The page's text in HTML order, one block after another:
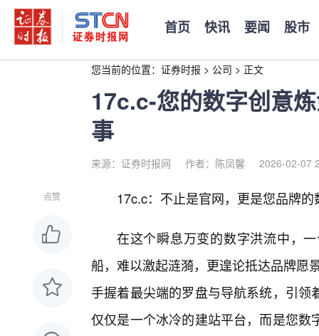
首页 快讯 要闻 股市
您当前的位置： 证券时报 > 公司 > 正文
17c.c-您的数字创意
事
来源：证券时报网 作者：陈凤馨 2026-02-07
点赞 17c.c：不止是官网，更是您品牌
在这个瞬息万变的数字洪流中，
船，难以激起涟漪，更遑论抵达品牌愿
手握着最尖端的罗盘与导航系统，引
仅仅是一个冰冷的建站平台，而是您